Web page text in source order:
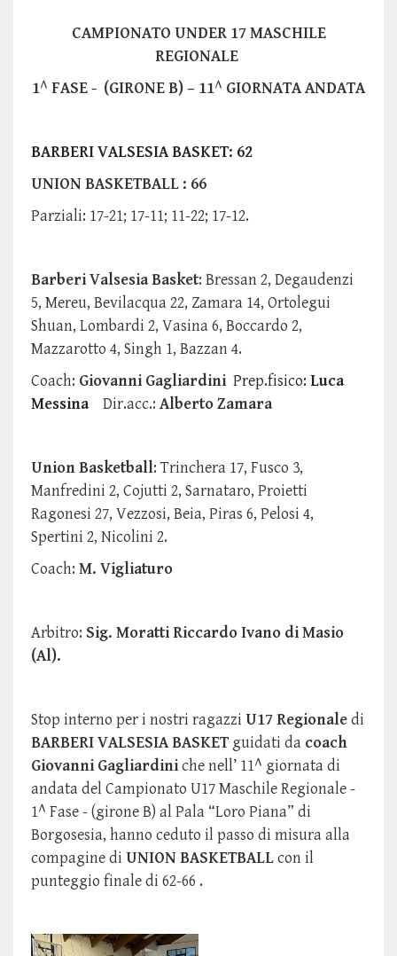
CAMPIONATO UNDER 17 MASCHILE
REGIONALE
1^ FASE - (GIRONE B) – 11^ GIORNATA ANDATA
BARBERI VALSESIA BASKET: 62
UNION BASKETBALL : 66
Parziali: 17-21; 17-11; 11-22; 17-12.
Barberi Valsesia Basket: Bressan 2, Degaudenzi
5, Mereu, Bevilacqua 22, Zamara 14, Ortolegui
Shuan, Lombardi 2, Vasina 6, Boccardo 2,
Mazzarotto 4, Singh 1, Bazzan 4.
Coach: Giovanni Gagliardini Prep.fisico: Luca
Messina
Dir.acc.: Alberto Zamara
Union Basketball: Trinchera 17, Fusco 3,
Manfredini 2, Cojutti 2, Sarnataro, Proietti
Ragonesi 27, Vezzosi, Beia, Piras 6, Pelosi 4,
Spertini 2, Nicolini 2.
Coach: M. Vigliaturo
Arbitro: Sig. Moratti Riccardo Ivano di Masio
(Al).
Stop interno per i nostri ragazzi U17 Regionaledi
BARBERI VALSESIA BASKET guidati da coach
Giovanni Gagliardiniche nell’ 11^ giornata di
andata del Campionato U17 Maschile Regionale -
1^ Fase - (girone B) al Pala “Loro Piana” di
Borgosesia, hanno ceduto il passo di misura alla
compagine di UNION BASKETBALLcon il
punteggio finale di 62-66 .